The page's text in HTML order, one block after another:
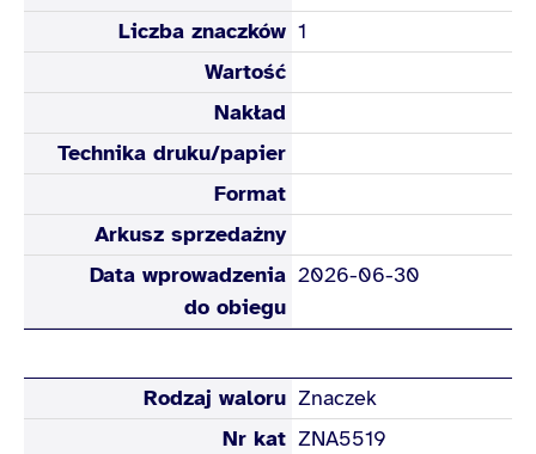
Liczba znaczków 1
Wartość
Nakład
Technika druku/papier
Format
Arkusz sprzedażny
Data wprowadzenia
do obiegu
2026-06-30
Rodzaj waloru Znaczek
Nr kat ZNA5519